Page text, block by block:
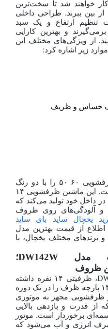
خواهند شد تا سخت‌ترین
بین ببرند. طراحی داخلی
قابلیت تنظیم ارتفاع و یک سبد
و بهترین کارایی
از ویژگی‌های مختلف این
زیر اشاره کرد:
حساس و ظریف
کمپانی سامسونگ ماشین ظرفشویی ۶۰ ۵۰ را با دو رنگ
سفید و نقره‌ای تولید کرده است. این ماشین ظرفشویی ۱۴
گرما را در داخل خود تولید می‌کند که
و آلودگی‌های روی ظروف
یخچال ساید بای ساید
اطلاع از قیمت بهترین مدل
مختلف یخچال، با
ظرفشویی سامسونگ مدل DW142W؛
ظروف
ظرفشویی سامسونگ DW142W، ظرفیتی ۱۴ نفره داشته
که با استفاده از آن می‌تواند ۱۴۴ پارچه ظرف را در یک دوره
مجهز به موتوری
از قدرت و بازدهی بالایی
برخوردار است. موتور
انرژی و آب می‌شود که